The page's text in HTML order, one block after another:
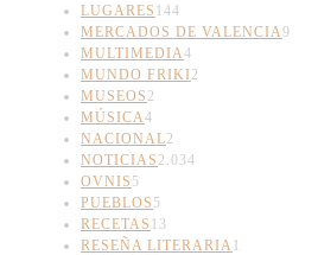
LUGARES 144
MERCADOS DE VALENCIA9
MULTIMEDIA4
MUNDO FRIKI2
MUSEOS 2
MÚSICA4
NACIONAL2
NOTICIAS 2.034
OVNIS 5
PUEBLOS 5
RECETAS 13
RESEÑA LITERARIA 1